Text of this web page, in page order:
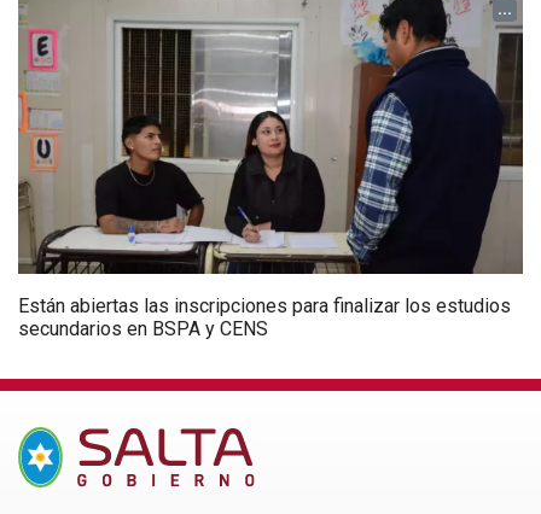
...
Están abiertas las inscripciones para finalizar los estudios
secundarios en BSPA y CENS